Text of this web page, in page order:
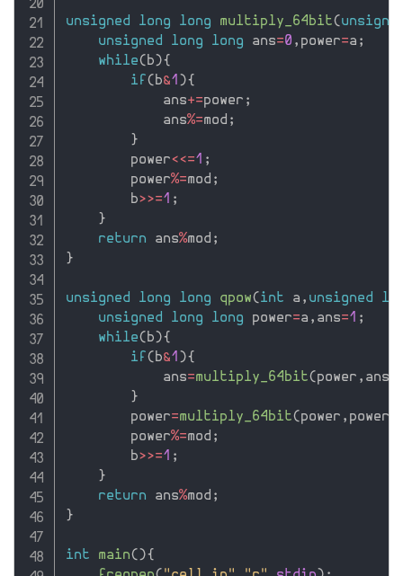
unsigned long long multiply_64bit(
unsigned
long long ans=0 , power=a ;
while(b){
if (b&1 ){
            ans
+=power ;
            ans
%=mod ;
}
        power
<<=1 ;
        power
%=mod ;
        b
>>=1 ;
}
return ans%mod ;
}
unsigned long long qpow(int a , unsigned
unsigned
long long power=a , ans=1 ;
while(b){
if (b&1 ){
            ans
=multiply_64bit(power , ans
}
        power
=multiply_64bit(power , power
        power
%=mod ;
        b
>>=1 ;
}
return ans%mod ;
}
int main(){